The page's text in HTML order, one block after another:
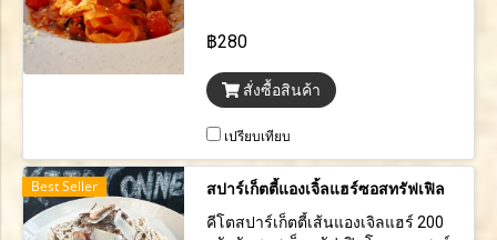
฿280
สั่งซื้อสินค้า
เปรียบเทียบ
Best Seller
สปาร์เก็ตตี้แองเจิ้ลแฮร์ซอสทรัฟเฟิล
คีโตสปาร์เก็ตตี้เส้นแองเจิลแฮร์ 200